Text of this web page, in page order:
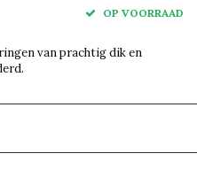
OP VOORRAAD
van prachtig dik en